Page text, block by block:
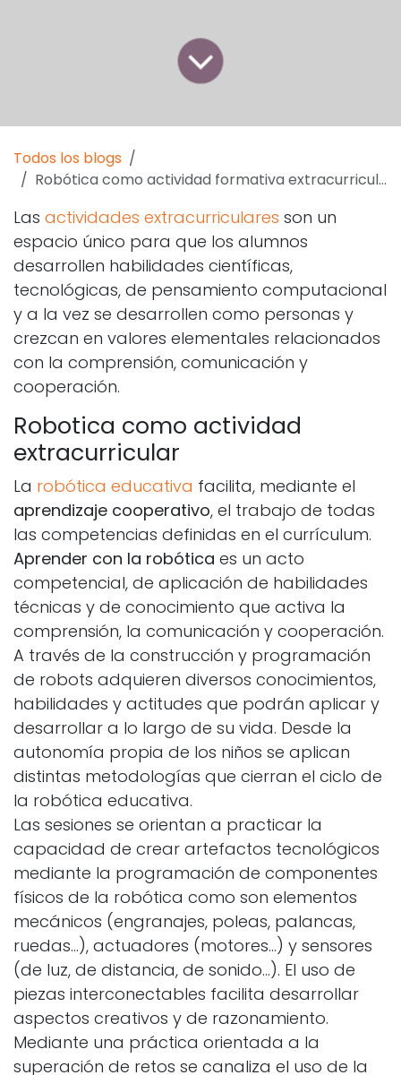
Todos los blogs
Robótica como actividad formativa extracurricular
Las actividades extracurriculares son un
espacio único para que los alumnos
desarrollen habilidades científicas,
tecnológicas, de pensamiento computacional
y a la vez se desarrollen como personas y
crezcan en valores elementales relacionados
con la comprensión, comunicación y
cooperación.
Robotica como actividad
extracurricular
La robótica educativa facilita, mediante el
aprendizaje cooperativo, el trabajo de todas
las competencias definidas en el currículum.
Aprender con la robótica es un acto
competencial, de aplicación de habilidades
técnicas y de conocimiento que activa la
comprensión, la comunicación y cooperación.
A través de la construcción y programación
de robots adquieren diversos conocimientos,
habilidades y actitudes que podrán aplicar y
desarrollar a lo largo de su vida. Desde la
autonomía propia de los niños se aplican
distintas metodologías que cierran el ciclo de
la robótica educativa.
Las sesiones se orientan a practicar la
capacidad de crear artefactos tecnológicos
mediante la programación de componentes
físicos de la robótica como son elementos
mecánicos (engranajes, poleas, palancas,
ruedas...), actuadores (motores…) y sensores
(de luz, de distancia, de sonido…). El uso de
piezas interconectables facilita desarrollar
aspectos creativos y de razonamiento.
Mediante una práctica orientada a la
superación de retos se canaliza el uso de la